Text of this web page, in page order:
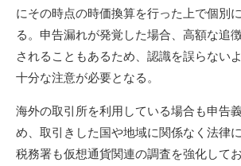
にその時点の時価換算を行った上で個別
る。申告漏れが発覚した場合、高額な追
されることもあるため、認識を誤らない
十分な注意が必要となる。
海外の取引所を利用している場合も申告
め、取引きした国や地域に関係なく法律
税務署も仮想通貨関連の調査を強化して